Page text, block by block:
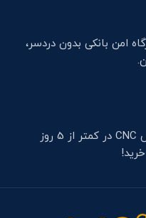
امن بانکی بدون دردسر،
ارسال سفارشات نئون و برش CNC در کمتر از 5 روز